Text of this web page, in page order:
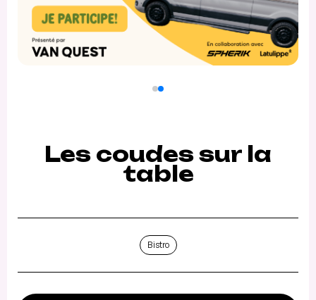
Les coudes sur la
table
Bistro